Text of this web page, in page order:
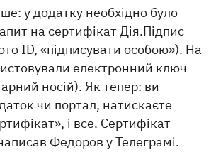
у додатку необхідно було
на сертифікат Дія.Підпис
ID, «підписувати особою»). На
електронний ключ
носій). Як тепер: ви
чи портал, натискаєте
і все. Сертифікат
Федоров у Телеграмі.